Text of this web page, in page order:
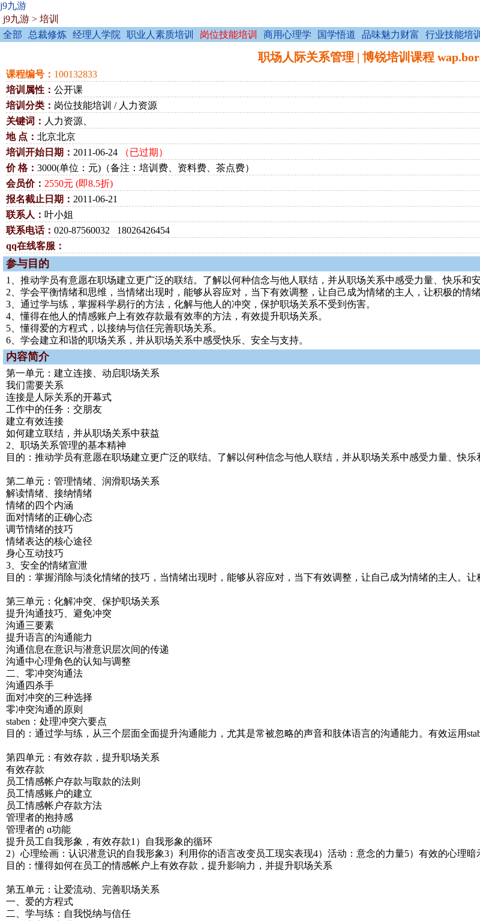
j9九游
j9九游 > 培训
全部
总裁修炼 经理人学院 职业人素质培训 岗位技能培训 商用心理学 国学悟道 品味魅力财富 行业技能培训
职场人际关系管理 | 博锐培训课程
课程编号： 100132833
培训属性： 公开课
培训分类： 岗位技能培训 / 人力资源
关键词： 人力资源、
地 点： 北京北京
培训开始日期： 2011-06-24
（已过期）
价 格： 3000(单位：元)（备注：培训费、资料费、茶点费）
会员价： 2550元 (即8.5折)
报名截止日期： 2011-06-21
联系人： 叶小姐
联系电话： 020-87560032 18026426454
qq在线客服：
参与目的
1、推动学员有意愿在职场建立更广泛的联结。了解以何种信念与他人联结，并从职场关系中感受力量、快乐和安
2、学会平衡情绪和思维，当情绪出现时，能够从容应对，当下有效调整，让自己成为情绪的主人，让积极的情
3、通过学与练，掌握科学易行的方法，化解与他人的冲突，保护职场关系不受到伤害。
4、懂得在他人的情感账户上有效存款最有效率的方法，有效提升职场关系。
5、懂得爱的方程式，以接纳与信任完善职场关系。
6、学会建立和谐的职场关系，并从职场关系中感受快乐、安全与支持。
内容简介
第一单元：建立连接、动启职场关系
我们需要关系
连接是人际关系的开幕式
工作中的任务：交朋友
建立有效连接
如何建立联结，并从职场关系中获益
2、职场关系管理的基本精神
目的：推动学员有意愿在职场建立更广泛的联结。了解以何种信念与他人联结，并从职场关系中感受力量、快乐
第二单元：管理情绪、润滑职场关系
解读情绪、接纳情绪
情绪的四个内涵
面对情绪的正确心态
调节情绪的技巧
情绪表达的核心途径
身心互动技巧
3、安全的情绪宣泄
目的：掌握消除与淡化情绪的技巧，当情绪出现时，能够从容应对，当下有效调整，让自己成为情绪的主人。
第三单元：化解冲突、保护职场关系
提升沟通技巧、避免冲突
沟通三要素
提升语言的沟通能力
沟通信息在意识与潜意识层次间的传递
沟通中心理角色的认知与调整
二、零冲突沟通法
沟通四杀手
面对冲突的三种选择
零冲突沟通的原则
staben：处理冲突六要点
目的：通过学与练，从三个层面全面提升沟通能力，尤其是常被忽略的声音和肢体语言的沟通能力。有效运用
第四单元：有效存款，提升职场关系
有效存款
员工情感帐户存款与取款的法则
员工情感账户的建立
员工情感帐户存款方法
管理者的抱持感
管理者的 ɑ功能
提升员工自我形象，有效存款1）自我形象的循环
2）心理绘画：认识潜意识的自我形象3）利用你的语言改变员工现实表现4）活动：意念的力量5）有效的心理
目的：懂得如何在员工的情感帐户上有效存款，提升影响力，并提升职场关系
第五单元：让爱流动、完善职场关系
一、爱的方程式
二、学与练：自我悦纳与信任